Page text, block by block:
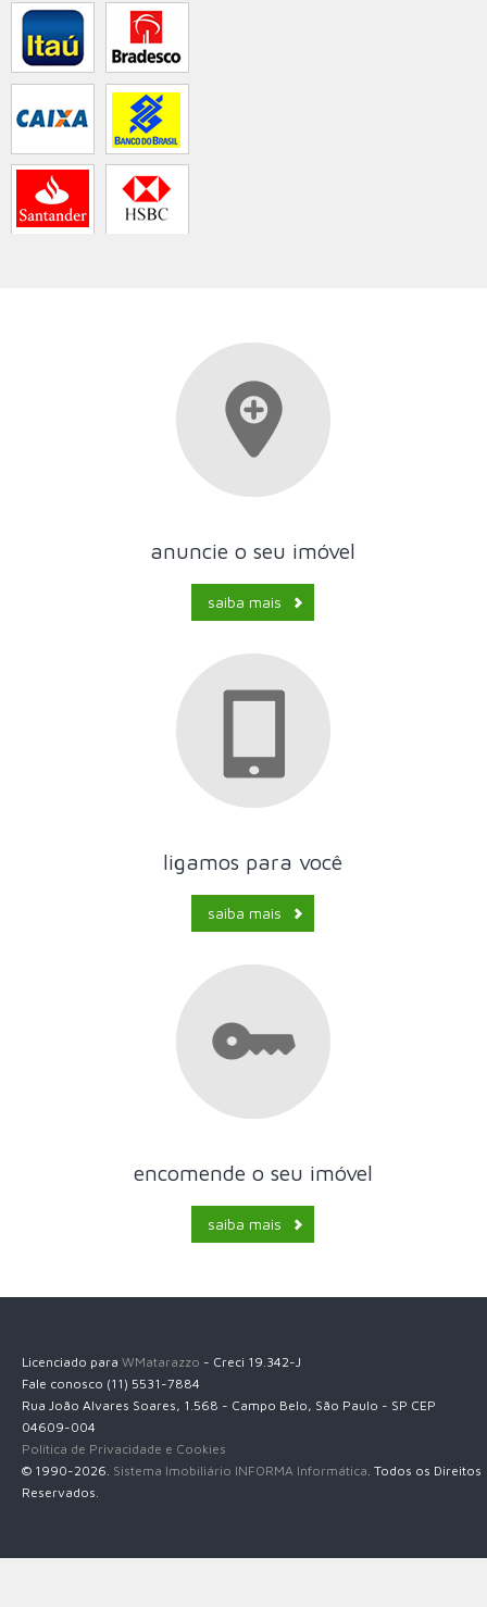
anuncie o seu imóvel
saiba mais
ligamos para você
saiba mais
encomende o seu imóvel
saiba mais
Licenciado para WMatarazzo - Creci 19.342-J
Fale conosco (11) 5531-7884
Rua João Alvares Soares, 1.568 - Campo Belo, São Paulo - SP CEP
04609-004
Política de Privacidade e Cookies
© 1990-2026. Sistema Imobiliário INFORMA Informática. Todos os Direitos
Reservados.